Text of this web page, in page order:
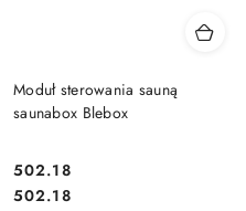
Moduł sterowania sauną
saunabox Blebox
Cena:
502.18
Cena:
502.18